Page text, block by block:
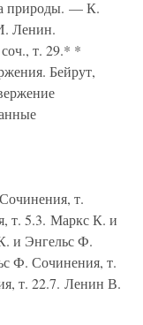
природы. — К.
Ленин.
т. 29.* *
Бейрут,
т.
т. 5.3. Маркс К. и
и Энгельс Ф.
Ф. Сочинения, т.
т. 22.7. Ленин В.